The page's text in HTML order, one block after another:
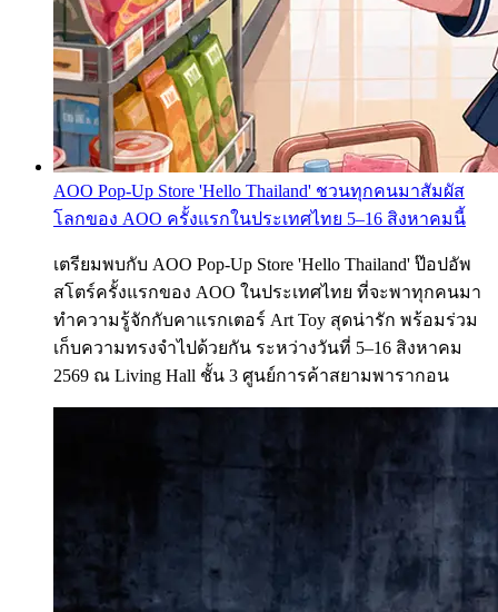
AOO Pop-Up Store 'Hello Thailand' ชวนทุกคนมาสัมผัส
โลกของ AOO ครั้งแรกในประเทศไทย 5–16 สิงหาคมนี้
เตรียมพบกับ AOO Pop-Up Store 'Hello Thailand' ป๊อปอัพ
สโตร์ครั้งแรกของ AOO ในประเทศไทย ที่จะพาทุกคนมา
ทำความรู้จักกับคาแรกเตอร์ Art Toy สุดน่ารัก พร้อมร่วม
เก็บความทรงจำไปด้วยกัน ระหว่างวันที่ 5–16 สิงหาคม
2569 ณ Living Hall ชั้น 3 ศูนย์การค้าสยามพารากอน